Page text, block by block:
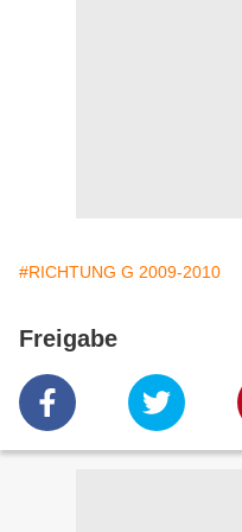
#RICHTUNG G 2009-2010
Freigabe